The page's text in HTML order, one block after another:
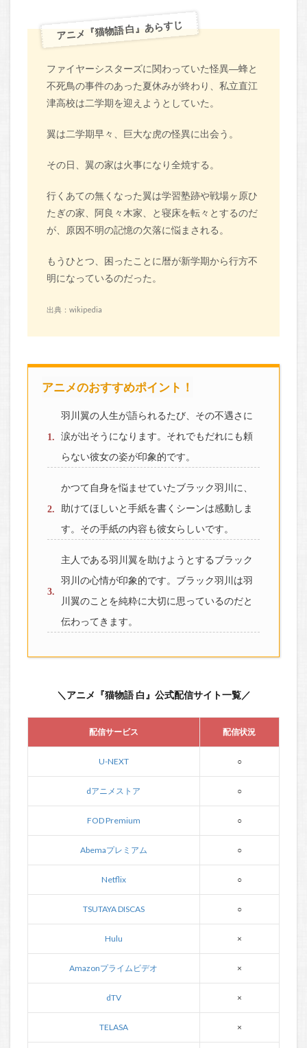
アニメ『猫物語 白』あらすじ
ファイヤーシスターズに関わっていた怪異―蜂と
不死鳥の事件のあった夏休みが終わり、私立直江
津高校は二学期を迎えようとしていた。
翼は二学期早々、巨大な虎の怪異に出会う。
その日、翼の家は火事になり全焼する。
行くあての無くなった翼は学習塾跡や戦場ヶ原ひ
たぎの家、阿良々木家、と寝床を転々とするのだ
が、原因不明の記憶の欠落に悩まされる。
もうひとつ、困ったことに暦が新学期から行方不
明になっているのだった。
出典：wikipedia
アニメのおすすめポイント！
羽川翼の人生が語られるたび、その不遇さに
涙が出そうになります。それでもだれにも頼
らない彼女の姿が印象的です。
かつて自身を悩ませていたブラック羽川に、
助けてほしいと手紙を書くシーンは感動しま
す。その手紙の内容も彼女らしいです。
主人である羽川翼を助けようとするブラック
羽川の心情が印象的です。ブラック羽川は羽
川翼のことを純粋に大切に思っているのだと
伝わってきます。
＼アニメ『猫物語 白』公式配信サイト一覧／
配信サービス 配信状況
U-NEXT ○
dアニメストア ○
FOD Premium ○
Abemaプレミアム ○
Netflix ○
TSUTAYA DISCAS ○
Hulu ×
Amazonプライムビデオ ×
dTV ×
TELASA ×